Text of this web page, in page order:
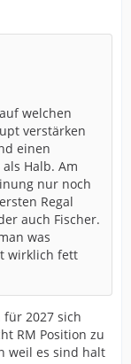
welchen
verstärken
einen
Halb. Am
nur noch
Regal
auch Fischer.
was
wirklich fett
2027 sich
RM Position zu
weil es sind halt